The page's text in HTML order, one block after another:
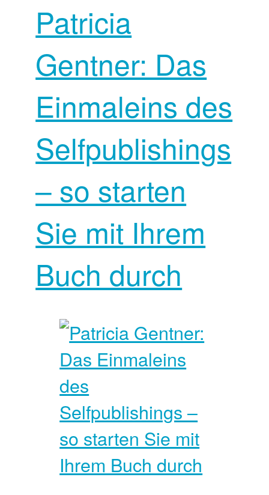
Patricia
Gentner: Das
Einmaleins des
Selfpublishings
– so starten
Sie mit Ihrem
Buch durch